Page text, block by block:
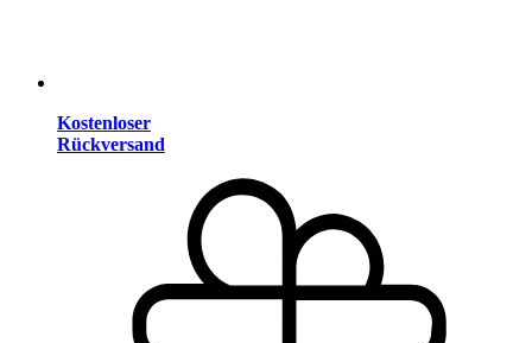
Kostenloser
Rückversand